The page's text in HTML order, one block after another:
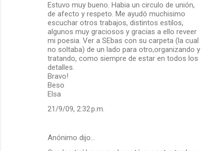
Estuvo muy bueno. Habia un circulo de unión,
de afecto y respeto. Me ayudó muchisimo
escuchar otros trabajos, distintos estilos,
algunos muy graciosos y gracias a ello reveer
mi poesia. Ver a SEbas con su carpeta (la cual
no soltaba) de un lado para otro,organizando y
tratando, como siempre de estar en todos los
detalles.
Bravo!
Beso
Elsa
21/9/09, 2:32 p.m.
Anónimo dijo…